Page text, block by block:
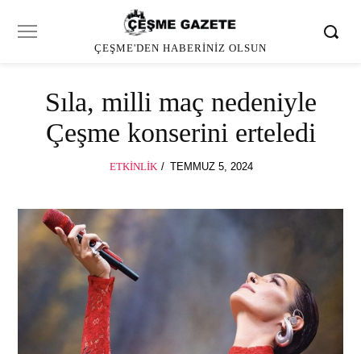
ÇEŞME'DEN HABERINIZ OLSUN
Sıla, milli maç nedeniyle
Çeşme konserini erteledi
ETKINLIK
POSTED
TEMMUZ 5, 2024